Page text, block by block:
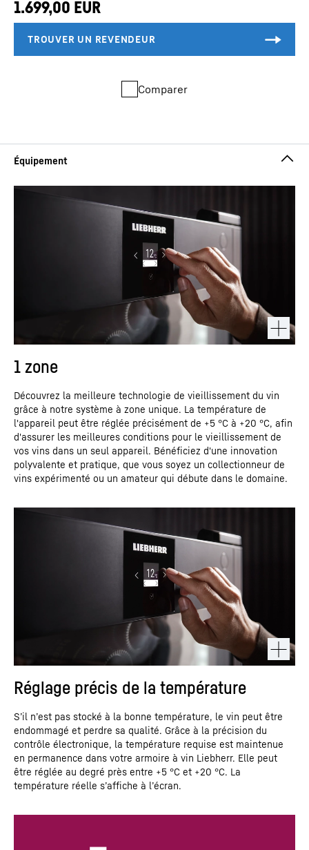
Comparer
1 zone
Découvrez la meilleure technologie de vieillissement du vin
grâce à notre système à zone unique. La température de
l'appareil peut être réglée précisément de +5 °C à +20 °C, afin
d'assurer les meilleures conditions pour le vieillissement de
vos vins dans un seul appareil. Bénéficiez d'une innovation
polyvalente et pratique, que vous soyez un collectionneur de
vins expérimenté ou un amateur qui débute dans le domaine.
Réglage précis de la température
S’il n’est pas stocké à la bonne température, le vin peut être
endommagé et perdre sa qualité. Grâce à la précision du
contrôle électronique, la température requise est maintenue
en permanence dans votre armoire à vin Liebherr. Elle peut
être réglée au degré près entre +5 °C et +20 °C. La
température réelle s’affiche à l’écran.